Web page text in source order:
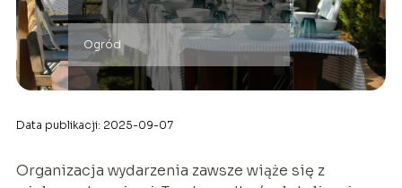
Ogród
Data publikacji: 2025-09-07
Organizacja wydarzenia zawsze wiąże się z